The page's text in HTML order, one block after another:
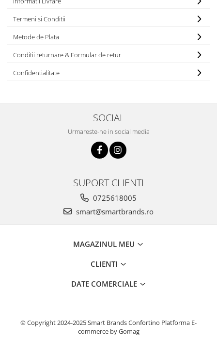
Termeni si Conditii
Metode de Plata
Conditii returnare & Formular de retur
Confidentialitate
SOCIAL
Urmareste-ne in social media
SUPORT CLIENTI
0725618005
smart@smartbrands.ro
MAGAZINUL MEU
CLIENTI
DATE COMERCIALE
© Copyright 2024-2025 Smart Brands Confortino Platforma E-
commerce by Gomag